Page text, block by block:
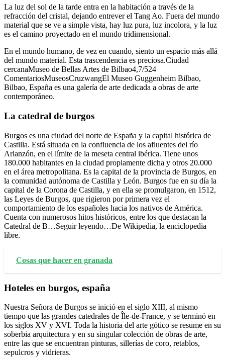
La luz del sol de la tarde entra en la habitación a través de la
refracción del cristal, dejando entrever el Tang Ao. Fuera del mundo
material que se ve a simple vista, hay luz pura, luz incolora, y la luz
es el camino proyectado en el mundo tridimensional.
En el mundo humano, de vez en cuando, siento un espacio más allá
del mundo material. Esta trascendencia es preciosa.Ciudad
cercanaMuseo de Bellas Artes de Bilbao4,7/524
ComentariosMuseosCruzwangEl Museo Guggenheim Bilbao,
Bilbao, España es una galería de arte dedicada a obras de arte
contemporáneo.
La catedral de burgos
Burgos es una ciudad del norte de España y la capital histórica de
Castilla. Está situada en la confluencia de los afluentes del río
Arlanzón, en el límite de la meseta central ibérica. Tiene unos
180.000 habitantes en la ciudad propiamente dicha y otros 20.000
en el área metropolitana. Es la capital de la provincia de Burgos, en
la comunidad autónoma de Castilla y León. Burgos fue en su día la
capital de la Corona de Castilla, y en ella se promulgaron, en 1512,
las Leyes de Burgos, que rigieron por primera vez el
comportamiento de los españoles hacia los nativos de América.
Cuenta con numerosos hitos históricos, entre los que destacan la
Catedral de B…Seguir leyendo…De Wikipedia, la enciclopedia
libre.
Cosas que hacer en granada
Hoteles en burgos, españa
Nuestra Señora de Burgos se inició en el siglo XIII, al mismo
tiempo que las grandes catedrales de Île-de-France, y se terminó en
los siglos XV y XVI. Toda la historia del arte gótico se resume en su
soberbia arquitectura y en su singular colección de obras de arte,
entre las que se encuentran pinturas, sillerías de coro, retablos,
sepulcros y vidrieras.